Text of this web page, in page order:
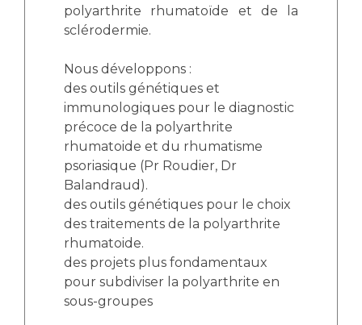
polyarthrite rhumatoïde et de la
sclérodermie.
Nous développons :
des outils génétiques et
immunologiques pour le diagnostic
précoce de la polyarthrite
rhumatoide et du rhumatisme
psoriasique (Pr Roudier, Dr
Balandraud).
des outils génétiques pour le choix
des traitements de la polyarthrite
rhumatoide.
des projets plus fondamentaux
pour subdiviser la polyarthrite en
sous-groupes